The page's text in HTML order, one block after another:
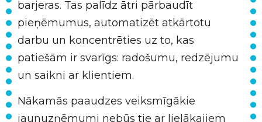
barjeras. Tas palīdz ātri pārbaudīt
pieņēmumus, automatizēt atkārtotu
darbu un koncentrēties uz to, kas
patiešām ir svarīgs: radošumu, redzējumu
un saikni ar klientiem.
Nākamās paaudzes veiksmīgākie
jaunuzņēmumi nebūs tie ar lielākajiem